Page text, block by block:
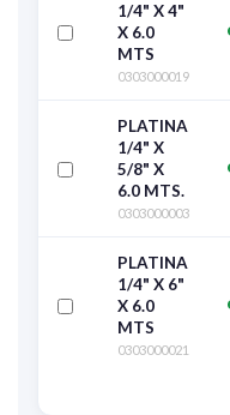
1/4" X 4"
X 6.0
MTS
0303000019
PLATINA
1/4" X
5/8" X
6.0 MTS.
0303000003
PLATINA
1/4" X 6"
X 6.0
MTS
0303000021